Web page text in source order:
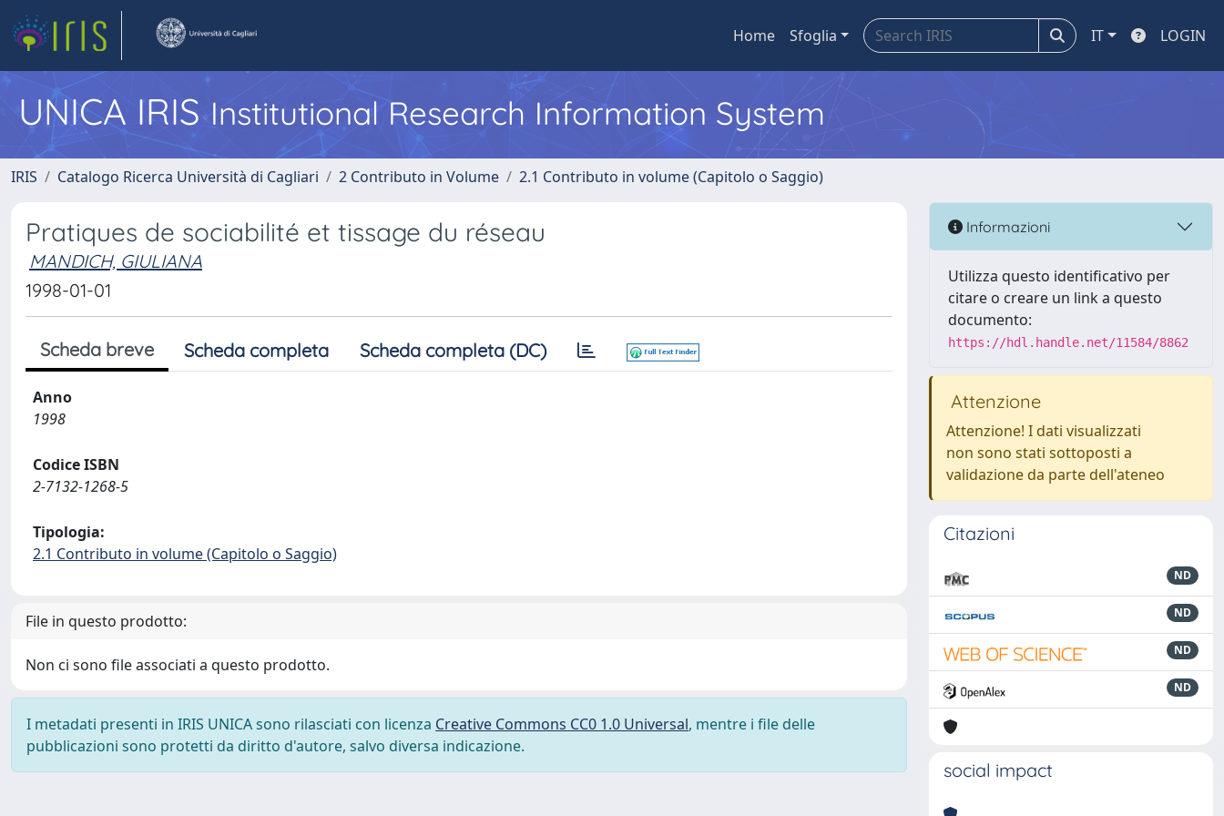
Home Sfoglia IT LOGIN
UNICA IRISInstitutional Research Information System
IRIS Catalogo Ricerca Università di Cagliari 2 Contributo in Volume 2.1 Contributo in volume (Capitolo o Saggio)
Pratiques de sociabilité et tissage du réseau
MANDICH, GIULIANA
1998-01-01
Scheda breve Scheda completa Scheda completa (DC)
Anno
1998
Codice ISBN
2-7132-1268-5
Tipologia:
2.1 Contributo in volume (Capitolo o Saggio)
File in questo prodotto:
Non ci sono file associati a questo prodotto.
I metadati presenti in IRIS UNICA sono rilasciati con licenza Creative Commons CC0 1.0 Universal, mentre i file delle
pubblicazioni sono protetti da diritto d'autore, salvo diversa indicazione.
Informazioni
Utilizza questo identificativo per
citare o creare un link a questo
documento:
https://hdl.handle.net/11584/8862
Attenzione
Attenzione! I dati visualizzati
non sono stati sottoposti a
validazione da parte dell'ateneo
Citazioni
ND
ND
ND
ND
social impact